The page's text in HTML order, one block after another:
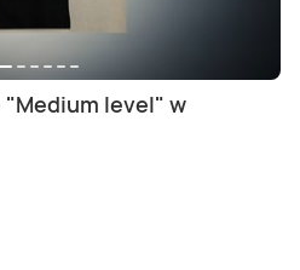
level" w